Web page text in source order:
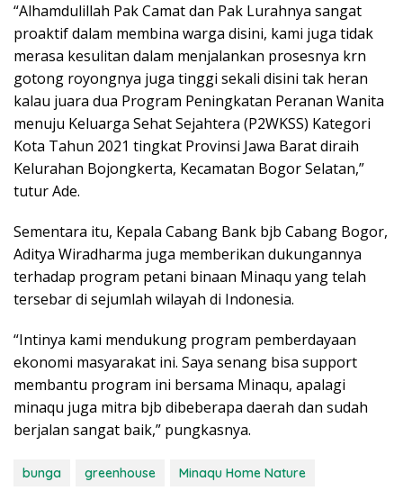
“Alhamdulillah Pak Camat dan Pak Lurahnya sangat
proaktif dalam membina warga disini, kami juga tidak
merasa kesulitan dalam menjalankan prosesnya krn
gotong royongnya juga tinggi sekali disini tak heran
kalau juara dua Program Peningkatan Peranan Wanita
menuju Keluarga Sehat Sejahtera (P2WKSS) Kategori
Kota Tahun 2021 tingkat Provinsi Jawa Barat diraih
Kelurahan Bojongkerta, Kecamatan Bogor Selatan,”
tutur Ade.
Sementara itu, Kepala Cabang Bank bjb Cabang Bogor,
Aditya Wiradharma juga memberikan dukungannya
terhadap program petani binaan Minaqu yang telah
tersebar di sejumlah wilayah di Indonesia.
“Intinya kami mendukung program pemberdayaan
ekonomi masyarakat ini. Saya senang bisa support
membantu program ini bersama Minaqu, apalagi
minaqu juga mitra bjb dibeberapa daerah dan sudah
berjalan sangat baik,” pungkasnya.
bunga greenhouse Minaqu Home Nature